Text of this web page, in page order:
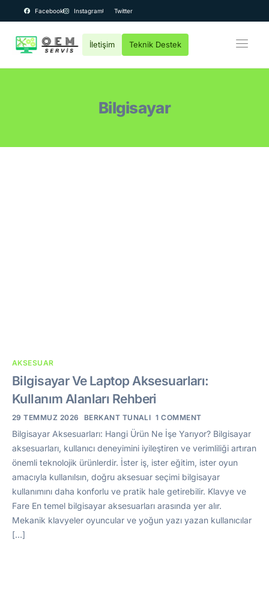
Facebook Instagram Twitter
OEM Bilgisayar
İletişim Teknik Destek
Bilgisayar
AKSESUAR
Bilgisayar Ve Laptop Aksesuarları:
Kullanım Alanları Rehberi
29 TEMMUZ 2026 BERKANT TUNALI 1 COMMENT
Bilgisayar Aksesuarları: Hangi Ürün Ne İşe Yarıyor? Bilgisayar
aksesuarları, kullanıcı deneyimini iyileştiren ve verimliliği artıran
önemli teknolojik ürünlerdir. İster iş, ister eğitim, ister oyun
amacıyla kullanılsın, doğru aksesuar seçimi bilgisayar
kullanımını daha konforlu ve pratik hale getirebilir. Klavye ve
Fare En temel bilgisayar aksesuarları arasında yer alır.
Mekanik klavyeler oyuncular ve yoğun yazı yazan kullanıcılar
[…]